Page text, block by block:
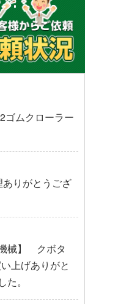
ゴムクローラー
りがとうござ
機械】 クボタ
上げありがと
た。